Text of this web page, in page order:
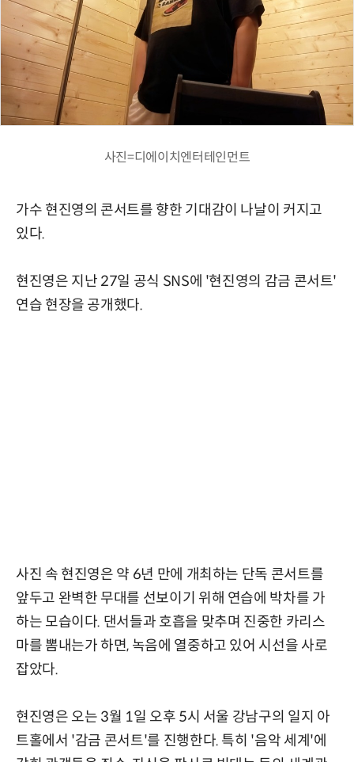
사진=디에이치엔터테인먼트
가수 현진영의 콘서트를 향한 기대감이 나날이 커지고
있다.
현진영은 지난 27일 공식 SNS에 '현진영의 감금 콘서트'
연습 현장을 공개했다.
사진 속 현진영은 약 6년 만에 개최하는 단독 콘서트를
앞두고 완벽한 무대를 선보이기 위해 연습에 박차를 가
하는 모습이다. 댄서들과 호흡을 맞추며 진중한 카리스
마를 뽐내는가 하면, 녹음에 열중하고 있어 시선을 사로
잡았다.
현진영은 오는 3월 1일 오후 5시 서울 강남구의 일지 아
트홀에서 '감금 콘서트'를 진행한다. 특히 '음악 세계'에